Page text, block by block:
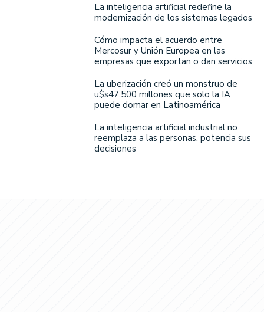
La inteligencia artificial redefine la
modernización de los sistemas legados
Cómo impacta el acuerdo entre
Mercosur y Unión Europea en las
empresas que exportan o dan servicios
La uberización creó un monstruo de
u$s47.500 millones que solo la IA
puede domar en Latinoamérica
La inteligencia artificial industrial no
reemplaza a las personas, potencia sus
decisiones